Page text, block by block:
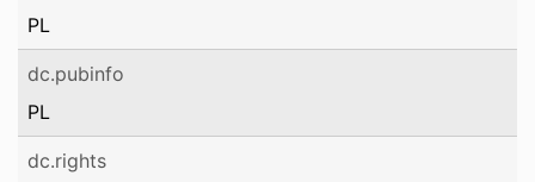
PL
dc.pubinfo
PL
dc.rights